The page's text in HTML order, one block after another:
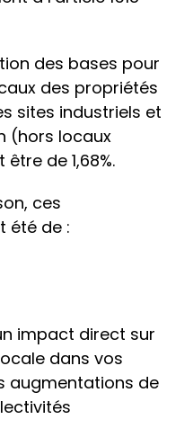
des bases pour
des propriétés
sites industriels et
(hors locaux
de 1,68%.
ces
été de :
impact direct sur
dans vos
augmentations de